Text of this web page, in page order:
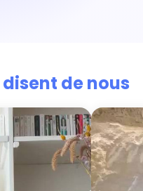
disent de nous